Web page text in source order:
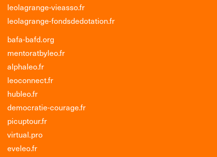
leolagrange-vieasso.fr
leolagrange-fondsdedotation.fr
bafa-bafd.org
mentoratbyleo.fr
alphaleo.fr
leoconnect.fr
hubleo.fr
democratie-courage.fr
picuptour.fr
virtual.pro
eveleo.fr